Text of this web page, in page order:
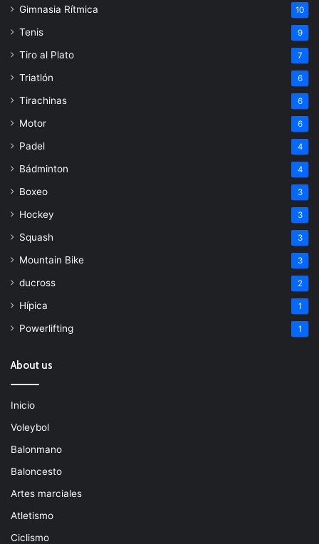
Gimnasia Rítmica 10
Tenis 9
Tiro al Plato 7
Triatlón 6
Tirachinas 6
Motor 6
Padel 4
Bádminton 4
Boxeo 3
Hockey 3
Squash 3
Mountain Bike 3
ducross 2
Hípica 1
Powerlifting 1
About us
Inicio
Voleybol
Balonmano
Baloncesto
Artes marciales
Atletismo
Ciclismo